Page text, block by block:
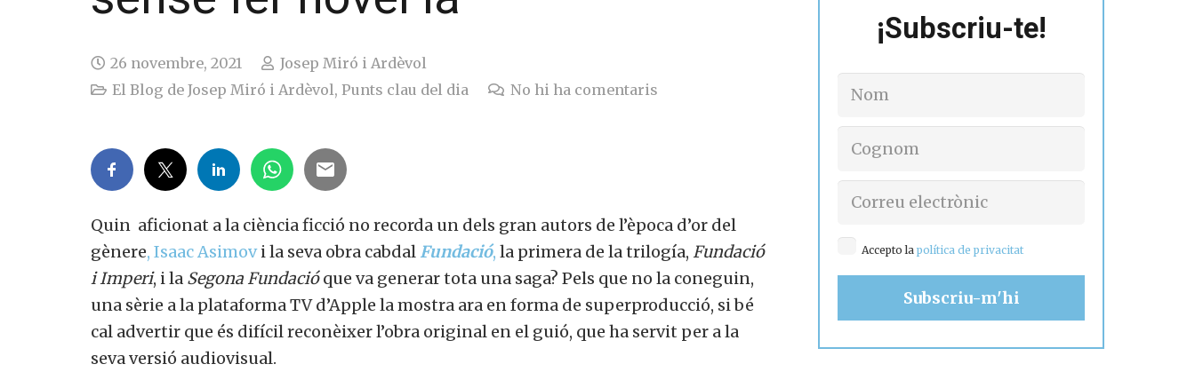
26 novembre, 2021
Josep Miró i Ardèvol
El Blog de Josep Miró i Ardèvol,Punts clau del dia No hi ha comentaris
Quin aficionat a la ciència ficció no recorda un dels gran autors de l’època d’or del
gènere, Isaac Asimovi la seva obra cabdal Fundació, la primera de la trilogía, Fundació
i Imperi, i la Segona Fundacióque va generar tota una saga? Pels que no la coneguin,
una sèrie a la plataforma TV d’Apple la mostra ara en forma de superproducció, si bé
cal advertir que és difícil reconèixer l’obra original en el guió, que ha servit per a la
seva versió audiovisual.
¡Subscriu-te!
Accepto lapolítica de privacitat